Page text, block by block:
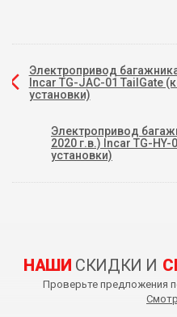
Электропривод
Incar TG-JAC-01 TailGate
установки)
Электропривод
2020 г.в.) Incar TG-
установки)
НАШИ СКИДКИ И
Проверьте предложения